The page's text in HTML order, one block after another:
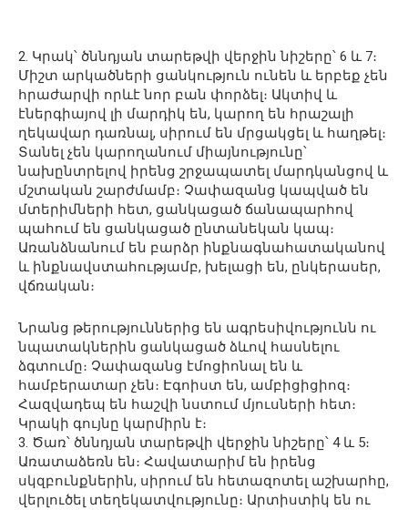
2. Կրակ՝ ծննդյան տարեթվի վերջին նիշերը՝ 6 և 7։
Միշտ արկածների ցանկություն ունեն և երբեք չեն
հրաժարվի որևէ նոր բան փորձել։ Ակտիվ և
էներգիայով լի մարդիկ են, կարող են հրաշալի
ղեկավար դառնալ, սիրում են մրցակցել և հաղթել։
Տանել չեն կարողանում միայնությունը՝
նախընտրելով իրենց շրջապատել մարդկանցով և
մշտական շարժմամբ։ Չափազանց կապված են
մտերիմների հետ, ցանկացած ճանապարհով
պահում են ցանկացած ընտանեկան կապ։
Առանձնանում են բարձր ինքնագնահատականով
և ինքնավստահությամբ, խելացի են, ընկերասեր,
վճռական։
Նրանց թերություններից են ագրեսիվությունն ու
նպատակներին ցանկացած ձևով հասնելու
ձգտումը։ Չափազանց էմոցիոնալ են և
համբերատար չեն։ Էգոիստ են, ամբիցիցիոզ։
Հազվադեպ են հաշվի նստում մյուսների հետ։
Կրակի գույնը կարմիրն է։
3. Ծառ՝ ծննդյան տարեթվի վերջին նիշերը՝ 4 և 5։
Առատաձեռն են։ Հավատարիմ են իրենց
սկզբունքներին, սիրում են հետազոտել աշխարհը,
վերլուծել տեղեկատվությունը։ Արտիստիկ են ու